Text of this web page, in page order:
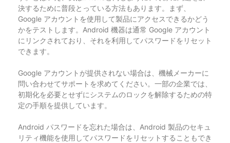
決するために普段とっている方法もあります。まず、
Google アカウントを使用して製品にアクセスできるかどう
かをテストします。Android 機器は通常 Google アカウント
にリンクされており、それを利用してパスワードをリセット
できます。
Google アカウントが提供されない場合は、機械メーカーに
問い合わせてサポートを求めてください。一部の企業では、
初期化を必要とせずにシステムのロックを解除するための特
定の手順を提供しています。
Android パスワードを忘れた場合は、Android 製品のセキュ
リティ機能を使用してパスワードをリセットすることもでき